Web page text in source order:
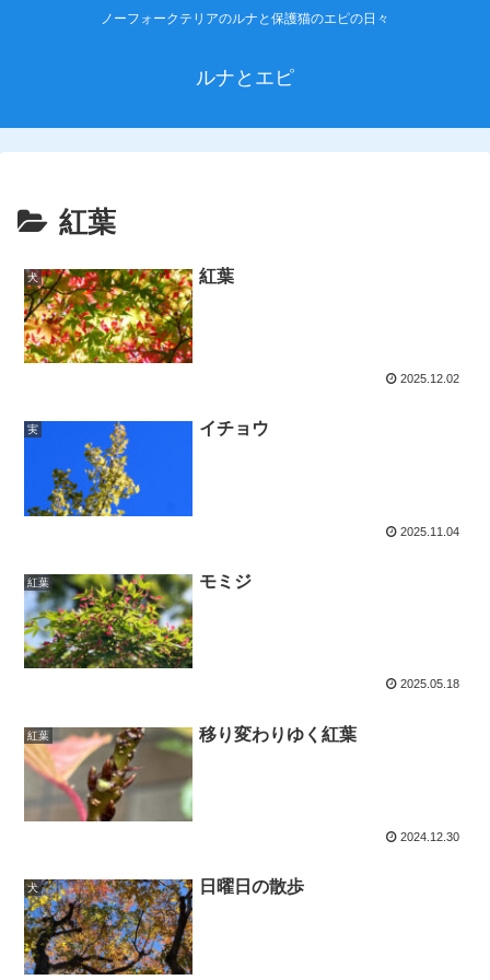
ノーフォークテリアのルナと保護猫のエピの日々
ルナとエピ
紅葉
犬 紅葉
2025.12.02
実 イチョウ
2025.11.04
紅葉 モミジ
2025.05.18
紅葉 移り変わりゆく紅葉
2024.12.30
犬 日曜日の散歩